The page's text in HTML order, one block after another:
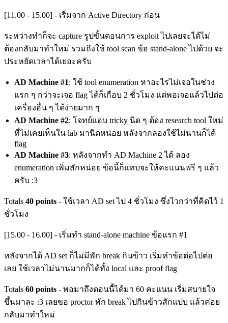
[11.00 - 15.00] - เริ่มจาก Active Directory ก่อน
ระหว่างทำก็จะ capture รูปขั้นตอนการ exploit ไปเลยจะได้ไม่
ต้องกลับมาทำใหม่ รวมถึงใช้ tool scan ข้อ stand-alone ไปด้วย จะ
ประหยัดเวลาได้เยอะครับ
AD Machine #1: ใช้ tool enumeration หาอะไรไม่เจอในช่วง
แรก ๆ กว่าจะเจอ flag ได้ก็เกือบ 2 ชั่วโมง แต่พอเจอแล้วไปต่อ
เครื่องอื่น ๆ ได้ง่ายมาก ๆ
AD Machine #2: โจทย์แอบ tricky นิด ๆ ต้อง research tool ใหม่
ที่ไม่เคยเห็นใน lab มานิดหน่อย หลังจากลองใช้ไม่นานก็ได้
flag
AD Machine #3: หลังจากทำ AD Machine 2 ได้ ลอง
enumeration เพิ่มสักหน่อย ข้อนี้ก็แทบจะให้คะแนนฟรี ๆ แล้ว
ครับ :3
Totals 40 points - ใช้เวลา AD set ไป 4 ชั่วโมง ซึ่งไวกว่าที่คิดไว้ 1
ชั่วโมง
[15.00 - 16.00] - เริ่มทำ stand-alone machine ข้อแรก #1
หลังจากได้ AD set ก็ไม่มีพัก break กินข้าว เริ่มทำข้อต่อไปต่อ
เลย ใช้เวลาไม่นานมากก็ได้ทั้ง local และ proof flag
Totals 60 points - พอมาถึงตอนนี้ได้มา 60 คะแนน เริ่มสบายใจ
ขึ้นมาละ :3 เลยขอ proctor พัก break ไปกินข้าวสักแปบ แล้วค่อย
กลับมาทำใหม่